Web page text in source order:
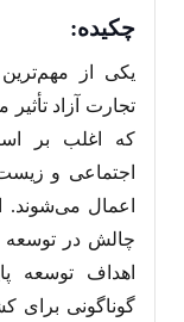
چکیده:
یکی از
تجارت آزاد
که اغلب بر
اجتماعی و
اعمال
چالش در توسعه
اهداف توسعه
گوناگونی برای